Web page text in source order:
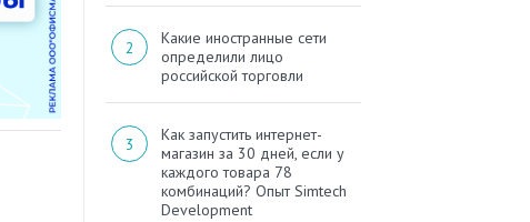
Какие иностранные сети
определили лицо
российской торговли
Как запустить интернет-
магазин за 30 дней, если у
каждого товара 78
комбинаций? Опыт Simtech
Development